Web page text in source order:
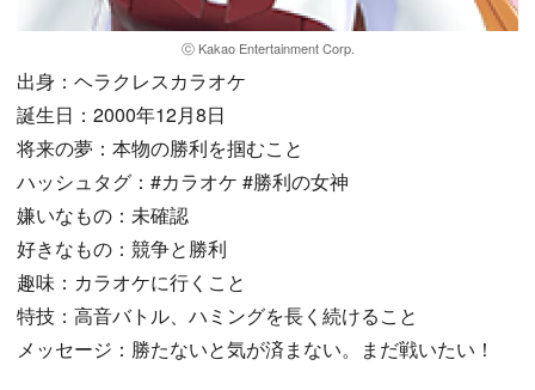
ⓒ Kakao Entertainment Corp.
出身：ヘラクレスカラオケ
誕生日：2000年12月8日
将来の夢：本物の勝利を掴むこと
ハッシュタグ：#カラオケ #勝利の女神
嫌いなもの：未確認
好きなもの：競争と勝利
趣味：カラオケに行くこと
特技：高音バトル、ハミングを長く続けること
メッセージ：勝たないと気が済まない。まだ戦いたい！